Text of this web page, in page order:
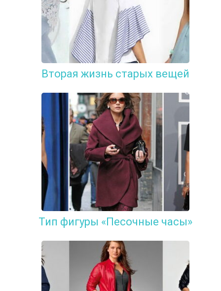
Вторая жизнь старых вещей
Тип фигуры «Песочные часы»